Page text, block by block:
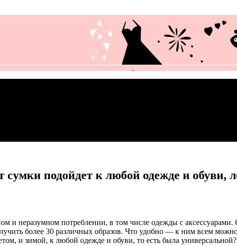
подойдет к любой одежде и обуви,
и неразумном потреблении, в том числе одежды с
более 30 различных образов. Что удобно — к ним всем
и зимой, к любой одежде и обуви, то есть была